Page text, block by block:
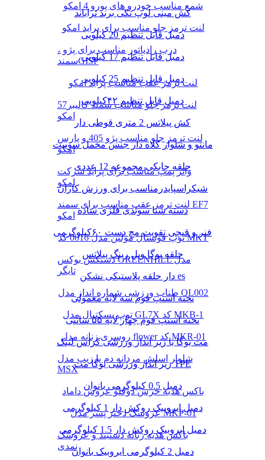
شمع مناسب خودرو های یورو 4 امکو
لنت ترمز جلو مناسب برای پراید امکو
درب رادیاتور مناسب برای پژو ،
سمندGISP
لنت ترمز عقب مناسب پراید امکو
لنت ترمز جلو مناسب سمند کالیبر57
امکو
لنت ترمز جلو مناسب پژو 405 و پارس
امکو
واتر پمپ مناسب برای پراید شرکت
امکو
لنت ترمز عقب مناسب برای سمند EF7
امکو
توپ فوتسال مولتن مدل 0016 کد MKT
دستکش بوکس GREENHILL مدل
تایگر
طناب ورزشی شماره انداز مدل QL002
توپ بسکتبال مدل GL7X کد MKB-1
روسری زنانه مدل flower کد MKR-01
شلوار اسلش مردانه دم پا زیپ مدل
MSX
باکس هدیه خرس دوقلو عروس داماد
عروسک دختر پسر مدل MKP-01
باکس هدیه زنانه دستبند و عروسک
نمدی
کش مینی لوپ تکی برند تراباند
دمبل قابل تنظیم 20 کیلویی
دمبل قابل تنظیم 17 کیلویی
دمبل قابل تنظیم 25 کیلویی
دمبل قابل تنظیم ۴۲کیلویی
کش پیلاتس 2 متری قوطی دار
مانتو و شلوار کلاه دار جنس مخمل سوییت
حلقه چابکی مجموعه 12 عددی
شیکراسپایدرمناسب برای ورزش کاران
دسته شنا سوئدی فلزی ساده
فنر و قیچی تقویت مچ دست ۶۰کیلوگرمی
حلقه یوگا ویل رینگ پیلاتس
دار حلقه پلاستیکی نشکن es
تخته استپ فوم سه لایه معمولی
تخته استپ فوم چهار لایه ۵۵ سانتی
مت یوگا یا زیر انداز ورزشی کراس لینک
زیر انداز ورزشی یوگا مت TPE
دمبل 0.5 کیلوگرمی بانوان
دمبل ایروبیک روکش‌ دار 1 کیلوگرمی
دمبل ایروبیک روکش‌ دار 1.5 کیلوگرمی
دمبل 2 کیلوگرمی ایروبیک بانوان